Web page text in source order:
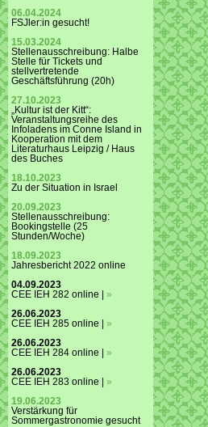
06.04.2024
FSJler:in gesucht!
15.03.2024
Stellenausschreibung: Halbe
Stelle für Tickets und
stellvertretende
Geschäftsführung (20h)
27.10.2023
„Kultur ist der Kitt“:
Veranstaltungsreihe des
Infoladens im Conne Island in
Kooperation mit dem
Literaturhaus Leipzig / Haus
des Buches
18.10.2023
Zu der Situation in Israel
20.09.2023
Stellenausschreibung:
Bookingstelle (25
Stunden/Woche)
18.09.2023
Jahresbericht 2022 online
04.09.2023
CEE IEH 282 online | »
26.06.2023
CEE IEH 285 online | »
26.06.2023
CEE IEH 284 online | »
26.06.2023
CEE IEH 283 online | »
19.06.2023
Verstärkung für
Sommergastronomie gesucht